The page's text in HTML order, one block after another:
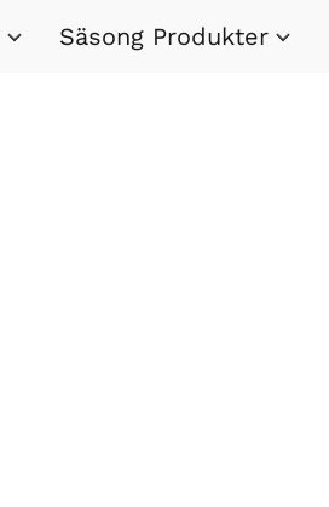
Säsong Produkter